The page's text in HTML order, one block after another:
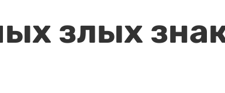
злых